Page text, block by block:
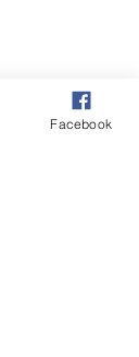
Facebook